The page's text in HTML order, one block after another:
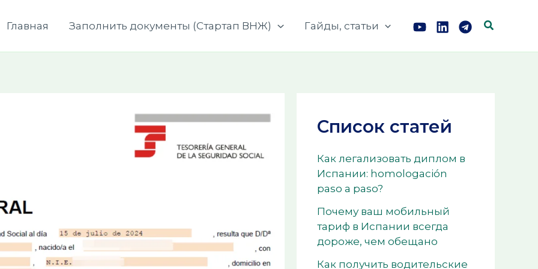
Главная Заполнить документы (Стартап ВНЖ) Гайды, статьи Поиск
Список статей
Как легализовать диплом в
Испании: homologación
paso a paso?
Почему ваш мобильный
тариф в Испании всегда
дороже, чем обещано
Как получить водительские